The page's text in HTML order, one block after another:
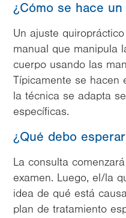
¿Cómo se hace
Un ajuste
manual que manipula
cuerpo usando las
Típicamente se hacen
la técnica se adapta
específicas.
¿Qué debo
La consulta
examen. Luego, el/la
idea de qué está
plan de tratamiento